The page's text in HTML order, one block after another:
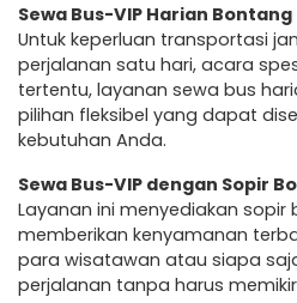
Sewa Bus-VIP Harian Bontang
Untuk keperluan transportasi
perjalanan satu hari, acara
tertentu, layanan sewa bus
pilihan fleksibel yang dapat
kebutuhan Anda.
Sewa Bus-VIP dengan Sopir
Layanan ini menyediakan
memberikan kenyamanan
para wisatawan atau siapa
perjalanan tanpa harus